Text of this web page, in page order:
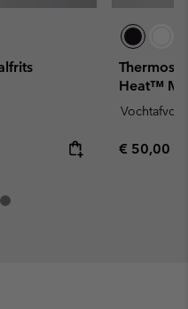
Heat™
Regular
€ 50,00